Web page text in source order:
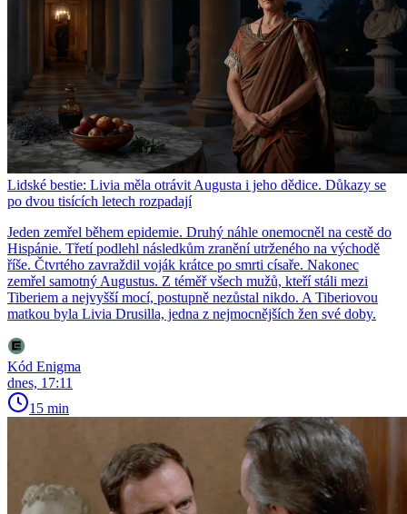
Lidské bestie: Livia měla otrávit Augusta i jeho dědice. Důkazy se
po dvou tisících letech rozpadají
Jeden zemřel během epidemie. Druhý náhle onemocněl na cestě do
Hispánie. Třetí podlehl následkům zranění utrženého na východě
říše. Čtvrtého zavraždil voják krátce po smrti císaře. Nakonec
zemřel samotný Augustus. Z téměř všech mužů, kteří stáli mezi
Tiberiem a nejvyšší mocí, postupně nezůstal nikdo. A Tiberiovou
matkou byla Livia Drusilla, jedna z nejmocnějších žen své doby.
Kód Enigma
dnes, 17:11
15 min